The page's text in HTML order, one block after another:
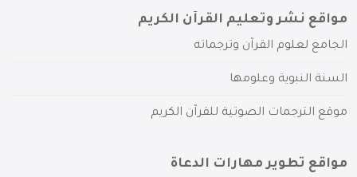
مواقع نشر وتعليم القرآن الكريم
الجامع لعلوم القرآن وترجماته
السنة النبوية وعلومها
موقع الترجمات الصوتية للقرآن الكريم
مواقع تطوير مهارات الدعاة